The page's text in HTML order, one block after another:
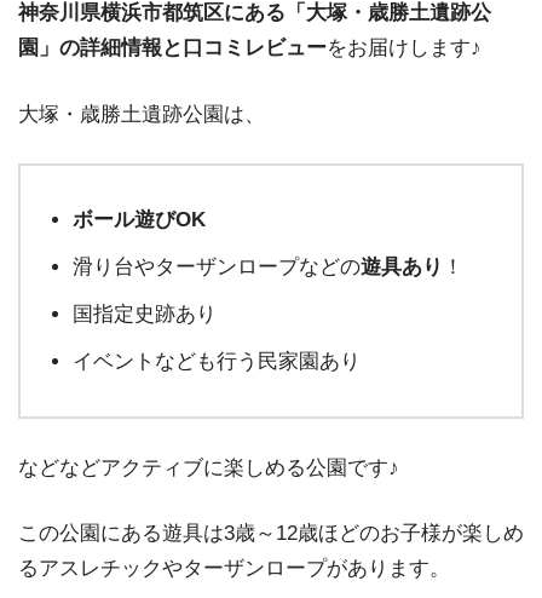
神奈川県横浜市都筑区にある「大塚・歳勝土遺跡公
園」の詳細情報と⼝コミレビューをお届けします♪
大塚・歳勝土遺跡公園は、
ボール遊びOK
滑り台やターザンロープなどの遊具あり ！
国指定史跡あり
イベントなども行う民家園あり
などなどアクティブに楽しめる公園です♪
この公園にある遊具は3歳～12歳ほどのお子様が楽しめ
るアスレチックやターザンロープがあります。